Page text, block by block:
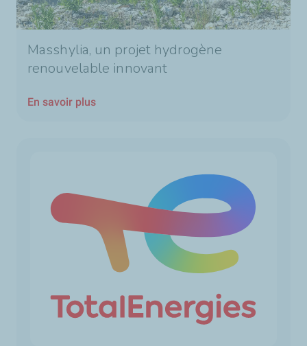
Masshylia, un projet hydrogène
renouvelable innovant
En savoir plus